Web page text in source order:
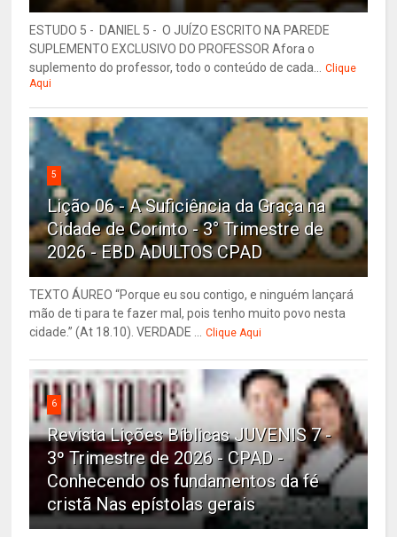
ESTUDO 5 - DANIEL 5 - O JUÍZO ESCRITO NA PAREDE
SUPLEMENTO EXCLUSIVO DO PROFESSOR Afora o
suplemento do professor, todo o conteúdo de cada... Clique
Aqui
5
Lição 06 - A Suficiência da Graça na
Cidade de Corinto - 3° Trimestre de
2026 - EBD ADULTOS CPAD
TEXTO ÁUREO “Porque eu sou contigo, e ninguém lançará
mão de ti para te fazer mal, pois tenho muito povo nesta
cidade.” (At 18.10). VERDADE ... Clique Aqui
6
Revista Lições Bíblicas JUVENIS 7 -
3º Trimestre de 2026 - CPAD -
Conhecendo os fundamentos da fé
cristã Nas epístolas gerais